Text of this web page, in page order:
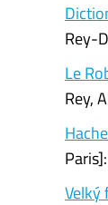
Rey-
Le
Rey,
Velký